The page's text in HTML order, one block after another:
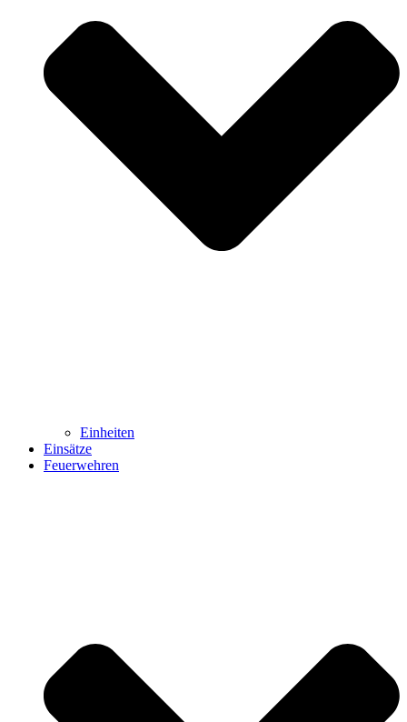
Einheiten
Einsätze
Feuerwehren